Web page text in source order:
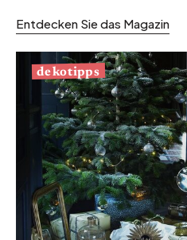
Entdecken Sie das Magazin
dekotipps